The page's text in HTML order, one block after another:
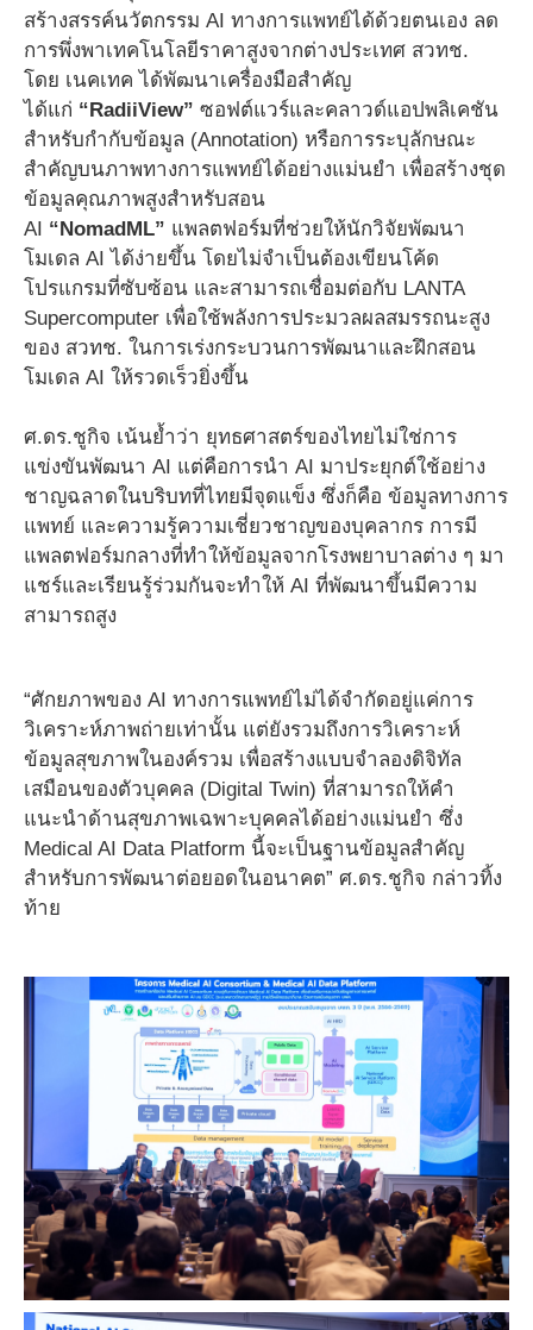
สร้างสรรค์นวัตกรรม AI ทางการแพทย์ได้ด้วยตนเอง ลด
การพึ่งพาเทคโนโลยีราคาสูงจากต่างประเทศ สวทช.
โดย เนคเทค ได้พัฒนาเครื่องมือสำคัญ
ได้แก่ “RadiiView” ซอฟต์แวร์และคลาวด์แอปพลิเคชัน
สำหรับกำกับข้อมูล (Annotation) หรือการระบุลักษณะ
สำคัญบนภาพทางการแพทย์ได้อย่างแม่นยำ เพื่อสร้างชุด
ข้อมูลคุณภาพสูงสำหรับสอน
AI “NomadML” แพลตฟอร์มที่ช่วยให้นักวิจัยพัฒนา
โมเดล AI ได้ง่ายขึ้น โดยไม่จำเป็นต้องเขียนโค้ด
โปรแกรมที่ซับซ้อน และสามารถเชื่อมต่อกับ LANTA
Supercomputer เพื่อใช้พลังการประมวลผลสมรรถนะสูง
ของ สวทช. ในการเร่งกระบวนการพัฒนาและฝึกสอน
โมเดล AI ให้รวดเร็วยิ่งขึ้น
ศ.ดร.ชูกิจ เน้นย้ำว่า ยุทธศาสตร์ของไทยไม่ใช่การ
แข่งขันพัฒนา AI แต่คือการนำ AI มาประยุกต์ใช้อย่าง
ชาญฉลาดในบริบทที่ไทยมีจุดแข็ง ซึ่งก็คือ ข้อมูลทางการ
แพทย์ และความรู้ความเชี่ยวชาญของบุคลากร การมี
แพลตฟอร์มกลางที่ทำให้ข้อมูลจากโรงพยาบาลต่าง ๆ มา
แชร์และเรียนรู้ร่วมกันจะทำให้ AI ที่พัฒนาขึ้นมีความ
สามารถสูง
“ศักยภาพของ AI ทางการแพทย์ไม่ได้จำกัดอยู่แค่การ
วิเคราะห์ภาพถ่ายเท่านั้น แต่ยังรวมถึงการวิเคราะห์
ข้อมูลสุขภาพในองค์รวม เพื่อสร้างแบบจำลองดิจิทัล
เสมือนของตัวบุคคล (Digital Twin) ที่สามารถให้คำ
แนะนำด้านสุขภาพเฉพาะบุคคลได้อย่างแม่นยำ ซึ่ง
Medical AI Data Platform นี้จะเป็นฐานข้อมูลสำคัญ
สำหรับการพัฒนาต่อยอดในอนาคต” ศ.ดร.ชูกิจ กล่าวทิ้ง
ท้าย